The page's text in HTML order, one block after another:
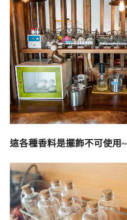
這各種香料是擺飾不可使用~